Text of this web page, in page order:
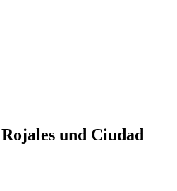
und Ciudad